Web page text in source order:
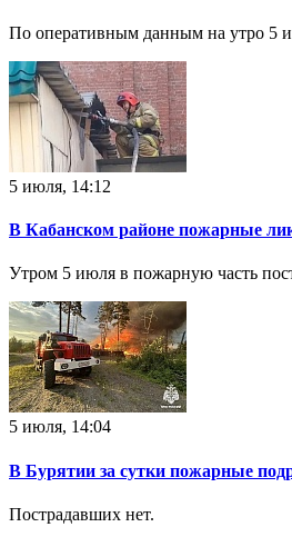
По оперативным данным на утро 5
5 июля, 14:12
В Кабанском районе пожарные
Утром 5 июля в пожарную часть
5 июля, 14:04
В Бурятии за сутки пожарные
Пострадавших нет.